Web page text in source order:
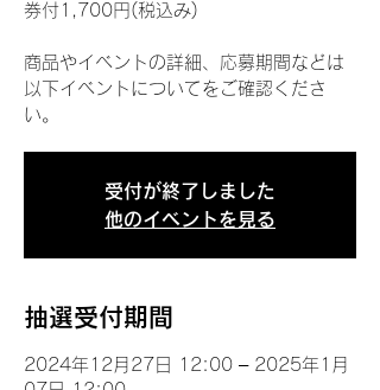
券付1,700円(税込み)
商品やイベントの詳細、応募期間などは
以下イベントについてをご確認くださ
い。
受付が終了しました
他のイベントを見る
抽選受付期間
2024年12月27日 12:00 – 2025年1月